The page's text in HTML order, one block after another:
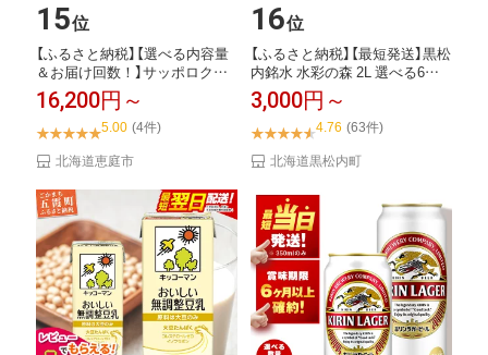
15位
【ふるさと納税】【選べる内容量
＆お届け回数！】サッポロクラ
シック350ml...
16,200円～
5.00 (4件)
北海道恵庭市
16位
【ふるさと納税】【最短発送】黒松
内銘水 水彩の森 2L 選べる6本(1
箱)...
3,000円～
4.76 (63件)
北海道黒松内町